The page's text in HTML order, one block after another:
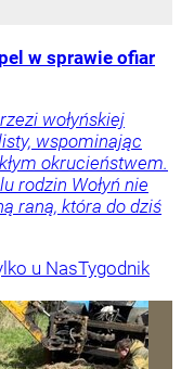
w sprawie ofiar
wołyńskiej
wspominając
okrucieństwem.
rodzin Wołyń nie
raną, która do dziś
u NasTygodnik